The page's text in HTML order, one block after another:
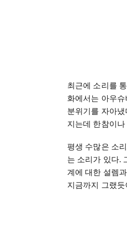
최근에 소리를
화에서는 아우슈
분위기를 자아냈
지는데 한참이나
평생 수많은 소리
는 소리가 있다.
계에 대한 설렘과
지금까지
그랬듯